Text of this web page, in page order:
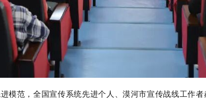
模范，全国宣传系统先进个人、漠河市宣传战线工作